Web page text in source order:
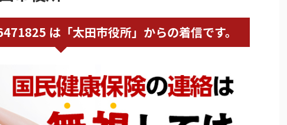
は「太田市役所」からの着信です。